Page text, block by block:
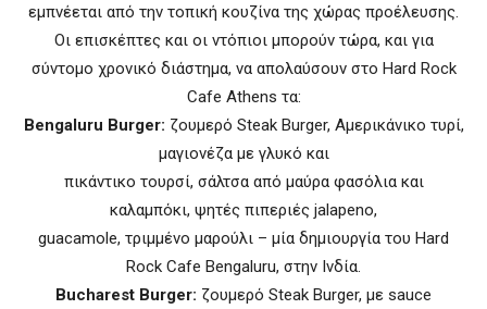
εμπνέεται από την τοπική κουζίνα της χώρας προέλευσης.
Οι επισκέπτες και οι ντόπιοι μπορούν τώρα, και για
σύντομο χρονικό διάστημα, να απολαύσουν στο Hard Rock
Cafe Athens τα:
Bengaluru Burger: ζουμερό Steak Burger, Αμερικάνικο τυρί,
μαγιονέζα με γλυκό και
πικάντικο τουρσί, σάλτσα από μαύρα φασόλια και
καλαμπόκι, ψητές πιπεριές jalapeno,
guacamole, τριμμένο μαρούλι – μία δημιουργία του Hard
Rock Cafe Bengaluru, στην Ινδία.
Bucharest Burger: ζουμερό Steak Burger, με sauce